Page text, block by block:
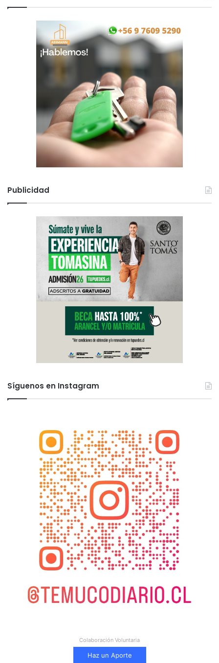
Publicidad
Síguenos en Instagram
Colaboración Voluntaria
Haz un Aporte